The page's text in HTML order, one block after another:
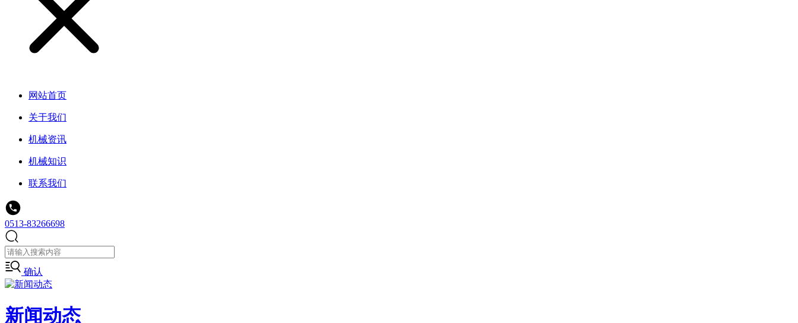
网站首页
关于我们
机械资讯
机械知识
联系我们
0513-83266698
确认
新闻动态